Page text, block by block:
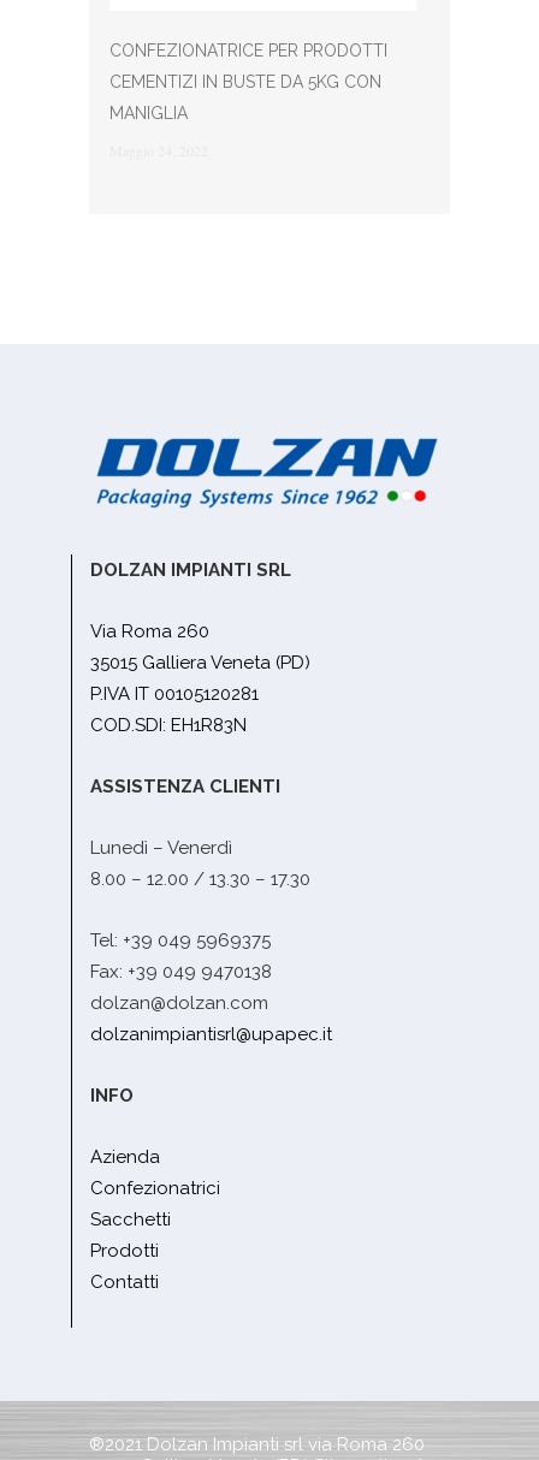
CONFEZIONATRICE PER PRODOTTI
CEMENTIZI IN BUSTE DA 5KG CON
MANIGLIA
DOLZAN IMPIANTI SRL
Via Roma 260
35015 Galliera Veneta (PD)
P.IVA IT 00105120281
COD.SDI: EH1R83N
ASSISTENZA CLIENTI
Lunedì – Venerdì
8.00 – 12.00 / 13.30 – 17.30
Tel: +39 049 5969375
Fax: +39 049 9470138
dolzan@dolzan.com
dolzanimpiantisrl@upapec.it
INFO
Azienda
Confezionatrici
Sacchetti
Prodotti
Contatti
®2021 Dolzan Impianti srl via Roma 260